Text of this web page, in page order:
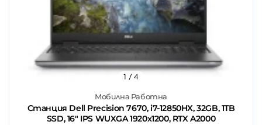
Мобилна Работна
Станция Dell Precision 7670, i7-12850HX, 32GB, 1TB
SSD, 16" IPS WUXGA 1920x1200, RTX A2000
1 / 4